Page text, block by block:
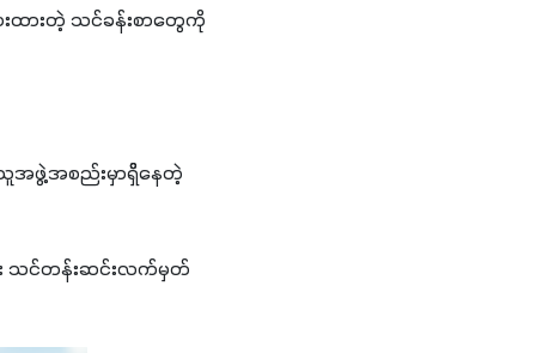
ထားတဲ့ သင်ခန်းစာတွေကို
သူအဖွဲ့အစည်းမှာရှိိနေတဲ့
ြီး သင်တန်းဆင်းလက်မှတ်